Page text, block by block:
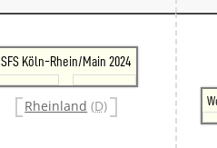
SFS Köln-Rhein/Main 2024
Rheinland (D)